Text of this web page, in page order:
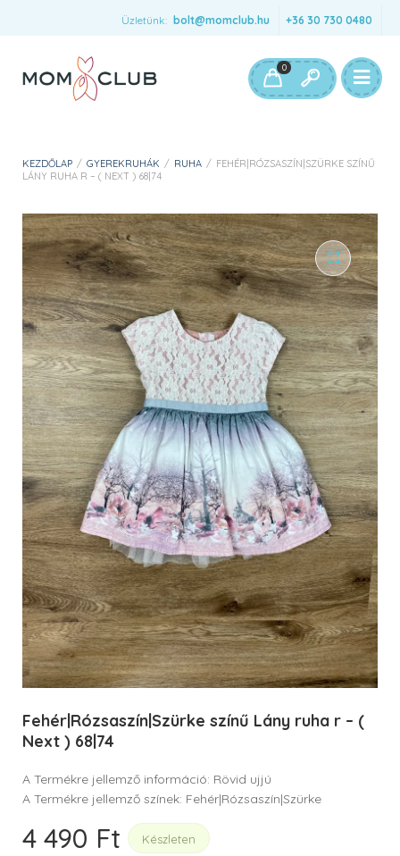
Üzletünk: bolt@momclub.hu +36 30 730 0480
0
KEZDŐLAP / GYEREKRUHÁK / RUHA / FEHÉR|RÓZSASZÍN|SZÜRKE SZÍNŰ
LÁNY RUHA R – ( NEXT ) 68|74
Fehér|Rózsaszín|Szürke színű Lány ruha r – (
Next ) 68|74
A Termékre jellemző információ: Rövid ujjú
A Termékre jellemző színek: Fehér|Rózsaszín|Szürke
4 490 Ft Készleten